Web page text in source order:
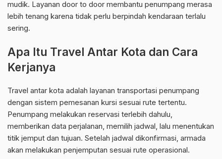
mudik. Layanan door to door membantu penumpang merasa
lebih tenang karena tidak perlu berpindah kendaraan terlalu
sering.
Apa Itu Travel Antar Kota dan Cara
Kerjanya
Travel antar kota adalah layanan transportasi penumpang
dengan sistem pemesanan kursi sesuai rute tertentu.
Penumpang melakukan reservasi terlebih dahulu,
memberikan data perjalanan, memilih jadwal, lalu menentukan
titik jemput dan tujuan. Setelah jadwal dikonfirmasi, armada
akan melakukan penjemputan sesuai rute operasional.